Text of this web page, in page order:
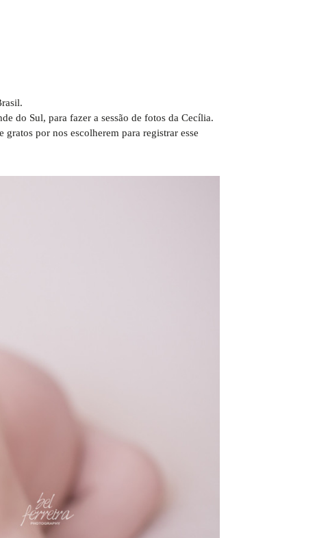
do Sul, para fazer a sessão de fotos da Cecília.
por nos escolherem para registrar esse